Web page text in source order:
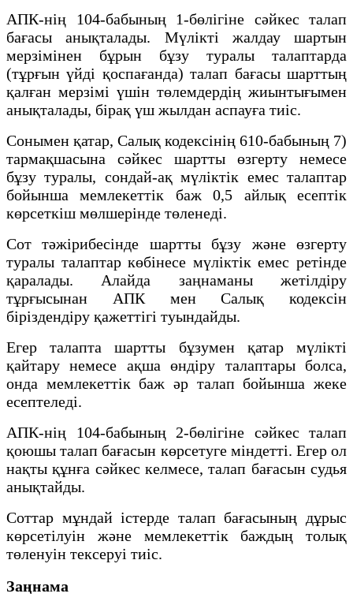
АПК-нің 104-бабының 1-бөлігіне сәйкес талап
бағасы анықталады. Мүлікті жалдау шартын
мерзімінен бұрын бұзу туралы талаптарда
(тұрғын үйді қоспағанда) талап бағасы шарттың
қалған мерзімі үшін төлемдердің жиынтығымен
анықталады, бірақ үш жылдан аспауға тиіс.
Сонымен қатар, Салық кодексінің 610-бабының 7)
тармақшасына сәйкес шартты өзгерту немесе
бұзу туралы, сондай-ақ мүліктік емес талаптар
бойынша мемлекеттік баж 0,5 айлық есептік
көрсеткіш мөлшерінде төленеді.
Сот тәжірибесінде шартты бұзу және өзгерту
туралы талаптар көбінесе мүліктік емес ретінде
қаралады. Алайда заңнаманы жетілдіру
тұрғысынан АПК мен Салық кодексін
біріздендіру қажеттігі туындайды.
Егер талапта шартты бұзумен қатар мүлікті
қайтару немесе ақша өндіру талаптары болса,
онда мемлекеттік баж әр талап бойынша жеке
есептеледі.
АПК-нің 104-бабының 2-бөлігіне сәйкес талап
қоюшы талап бағасын көрсетуге міндетті. Егер ол
нақты құнға сәйкес келмесе, талап бағасын судья
анықтайды.
Соттар мұндай істерде талап бағасының дұрыс
көрсетілуін және мемлекеттік баждың толық
төленуін тексеруі тиіс.
Заңнама